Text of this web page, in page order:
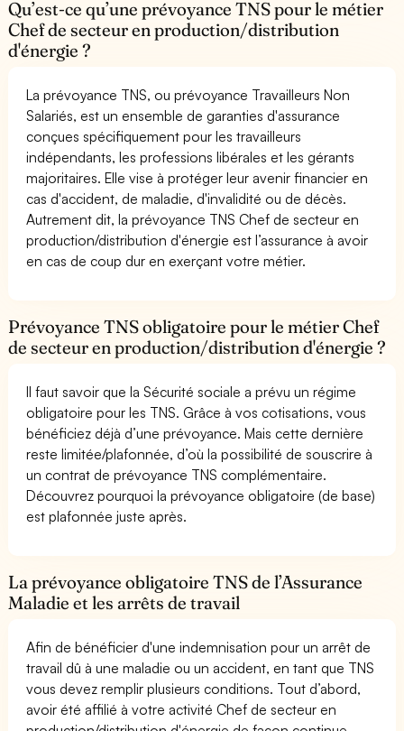
Qu’est-ce qu’une prévoyance TNS pour le métier
Chef de secteur en production/distribution
d'énergie ?
La prévoyance TNS, ou prévoyance Travailleurs Non
Salariés, est un ensemble de garanties d'assurance
conçues spécifiquement pour les travailleurs
indépendants, les professions libérales et les gérants
majoritaires. Elle vise à protéger leur avenir financier en
cas d'accident, de maladie, d'invalidité ou de décès.
Autrement dit, la prévoyance TNS Chef de secteur en
production/distribution d'énergie est l’assurance à avoir
en cas de coup dur en exerçant votre métier.
Prévoyance TNS obligatoire pour le métier Chef
de secteur en production/distribution d'énergie ?
Il faut savoir que la Sécurité sociale a prévu un régime
obligatoire pour les TNS. Grâce à vos cotisations, vous
bénéficiez déjà d’une prévoyance. Mais cette dernière
reste limitée/plafonnée, d’où la possibilité de souscrire à
un contrat de prévoyance TNS complémentaire.
Découvrez pourquoi la prévoyance obligatoire (de base)
est plafonnée juste après.
La prévoyance obligatoire TNS de l’Assurance
Maladie et les arrêts de travail
Afin de bénéficier d'une indemnisation pour un arrêt de
travail dû à une maladie ou un accident, en tant que TNS
vous devez remplir plusieurs conditions. Tout d’abord,
avoir été affilié à votre activité Chef de secteur en